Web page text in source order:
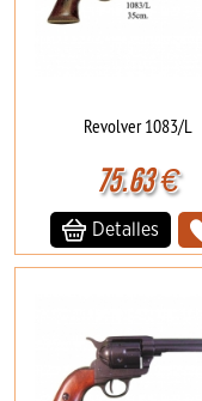
Revolver 1083/L
75.63€
Detalles